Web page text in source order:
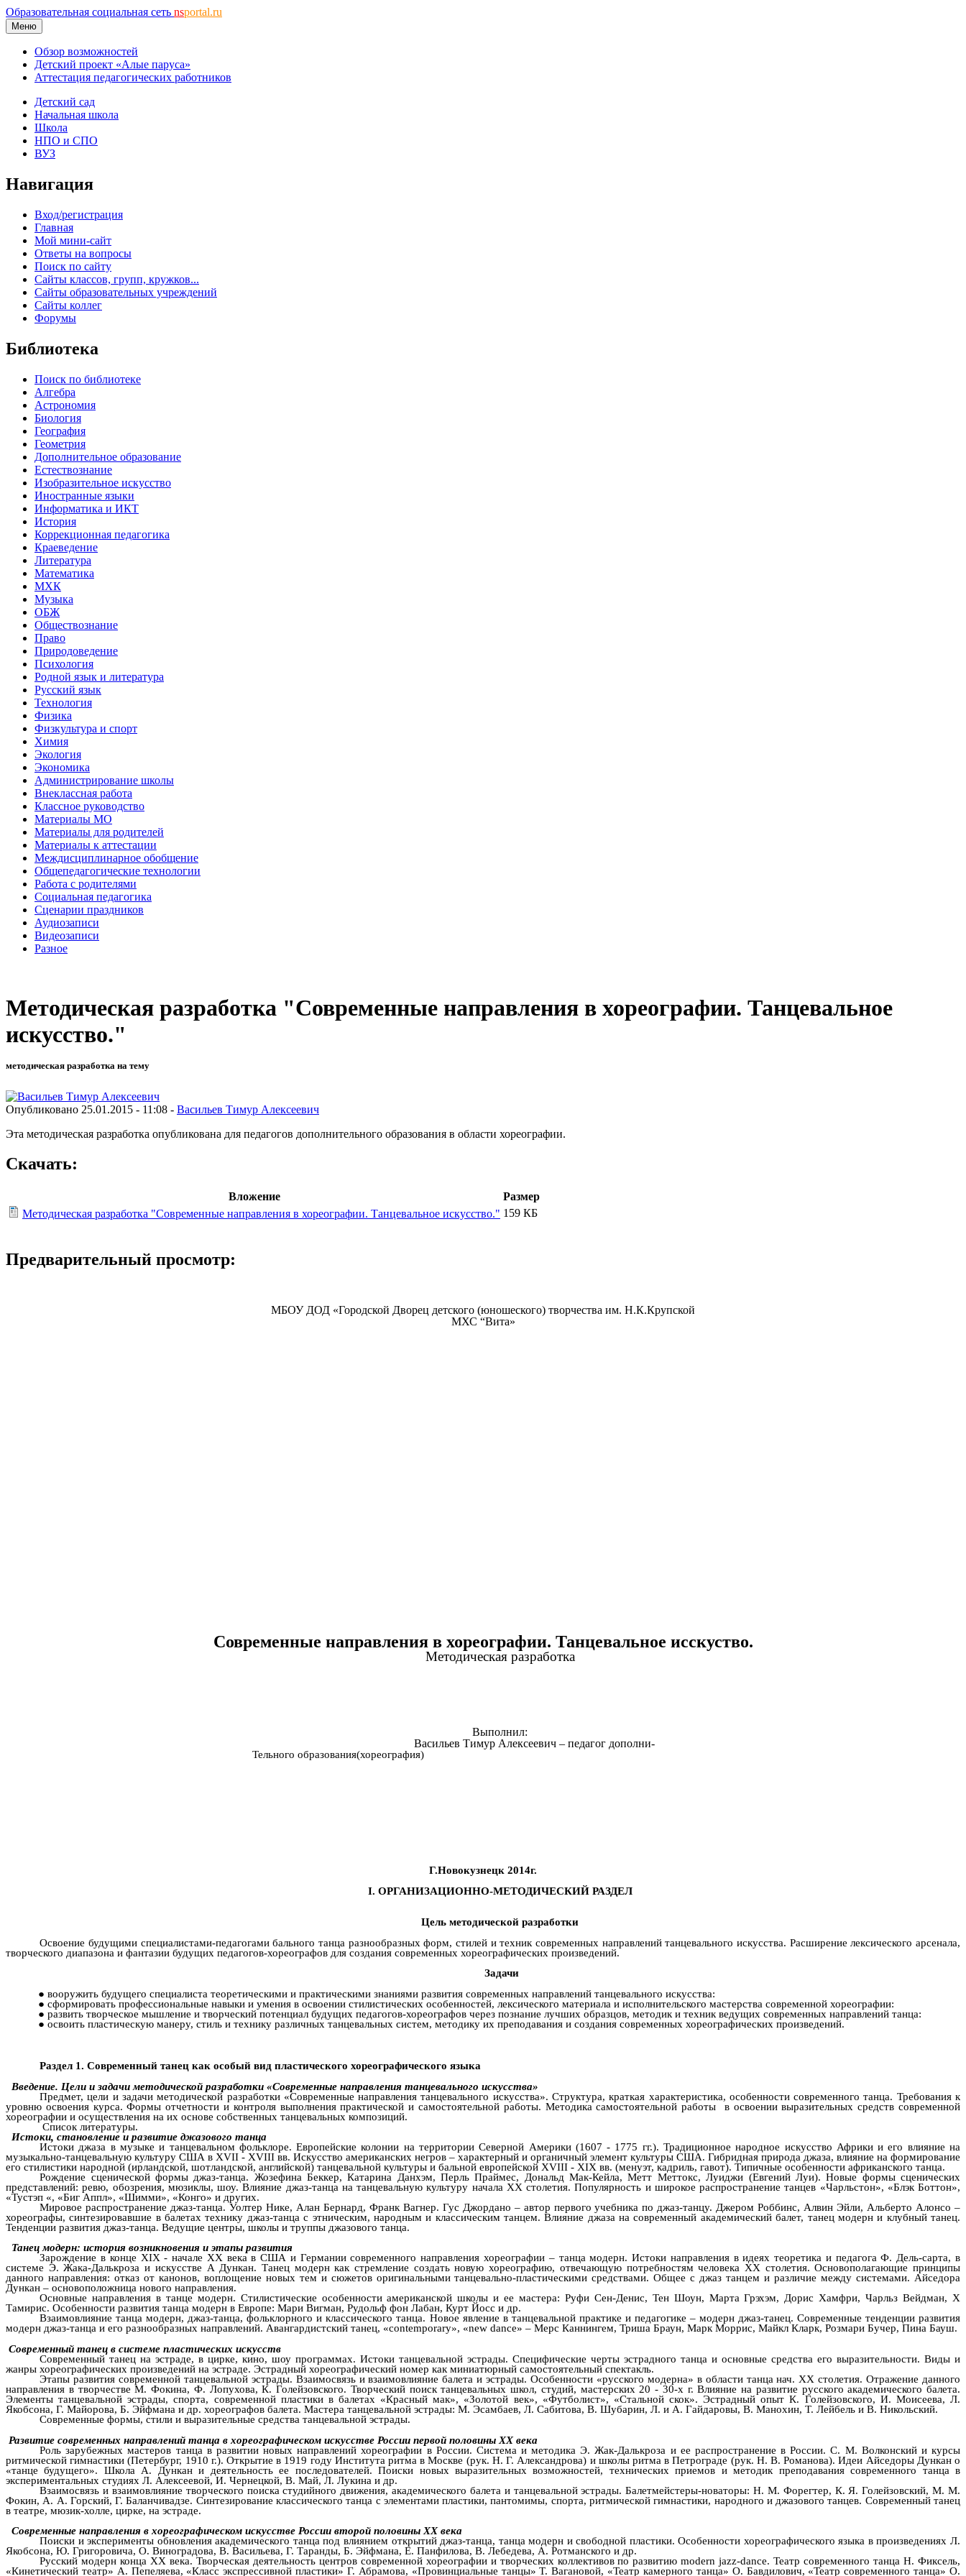
Образовательная социальная сеть nsportal.ru
Меню
Обзор возможностей
Детский проект «Алые паруса»
Аттестация педагогических работников
Детский сад
Начальная школа
Школа
НПО и СПО
ВУЗ
Навигация
Вход/регистрация
Главная
Мой мини-сайт
Ответы на вопросы
Поиск по сайту
Сайты классов, групп, кружков...
Сайты образовательных учреждений
Сайты коллег
Форумы
Библиотека
Поиск по библиотеке
Алгебра
Астрономия
Биология
География
Геометрия
Дополнительное образование
Естествознание
Изобразительное искусство
Иностранные языки
Информатика и ИКТ
История
Коррекционная педагогика
Краеведение
Литература
Математика
МХК
Музыка
ОБЖ
Обществознание
Право
Природоведение
Психология
Родной язык и литература
Русский язык
Технология
Физика
Физкультура и спорт
Химия
Экология
Экономика
Администрирование школы
Внеклассная работа
Классное руководство
Материалы МО
Материалы для родителей
Материалы к аттестации
Междисциплинарное обобщение
Общепедагогические технологии
Работа с родителями
Социальная педагогика
Сценарии праздников
Аудиозаписи
Видеозаписи
Разное
Методическая разработка "Современные направления в хореографии. Танцевальное
искусство."
методическая разработка на тему
Опубликовано 25.01.2015 - 11:08 - Васильев Тимур Алексеевич
Эта методическая разработка опубликована для педагогов дополнительного образования в области хореографии.
Скачать:
Вложение
Размер
Методическая разработка "Современные направления в хореографии. Танцевальное искусство." 159 КБ
Предварительный просмотр:
МБОУ ДОД «Городской Дворец детского (юношеского) творчества им. Н.К.Крупской
МХС “Вита»
Современные направления в хореографии. Танцевальное исскуство.
Методическая разработка
Выполнил:
Васильев Тимур Алексеевич – педагог дополни-
Тельного образования(хореография)
Г.Новокузнецк 2014г.
I. ОРГАНИЗАЦИОННО-МЕТОДИЧЕСКИЙ РАЗДЕЛ
Цель методической разработки
Освоение будущими специалистами-педагогами бального танца разнообразных форм, стилей и техник современных направлений танцевального искусства. Расширение лексического арсенала,
творческого диапазона и фантазии будущих педагогов-хореографов для создания современных хореографических произведений.
Задачи
вооружить будущего специалиста теоретическими и практическими знаниями развития современных направлений танцевального искусства:
сформировать профессиональные навыки и умения в освоении стилистических особенностей, лексического материала и исполнительского мастерства современной хореографии:
развить творческое мышление и творческий потенциал будущих педагогов-хореографов через познание лучших образцов, методик и техник ведущих современных направлений танца:
освоить пластическую манеру, стиль и технику различных танцевальных систем, методику их преподавания и создания современных хореографических произведений.
Раздел 1. Современный танец как особый вид пластического хореографического языка
Введение. Цели и задачи методической разработки «Современные направления танцевального искусства»
Предмет, цели и задачи методической разработки «Современные направления танцевального искусства». Структура, краткая характеристика, особенности современного танца. Требования к
уровню освоения курса. Формы отчетности и контроля выполнения практической и самостоятельной работы. Методика самостоятельной работы в освоении выразительных средств современной
хореографии и осуществления на их основе собственных танцевальных композиций.
Список литературы.
Истоки, становление и развитие джазового танца
Истоки джаза в музыке и танцевальном фольклоре. Европейские колонии на территории Северной Америки (1607 - 1775 гг.). Традиционное народное искусство Африки и его влияние на
музыкально-танцевальную культуру США в XVII - XVIII вв. Искусство американских негров – характерный и органичный элемент культуры США. Гибридная природа джаза, влияние на формирование
его стилистики народной (ирландской, шотландской, английской) танцевальной культуры и бальной европейской XVIII - ХIХ вв. (менуэт, кадриль, гавот). Типичные особенности африканского танца.
Рождение сценической формы джаз-танца. Жозефина Беккер, Катарина Данхэм, Перль Праймес, Дональд Мак-Кейла, Метт Меттокс, Луиджи (Евгений Луи). Новые формы сценических
представлений: ревю, обозрения, мюзиклы, шоу. Влияние джаз-танца на танцевальную культуру начала XX столетия. Популярность и широкое распространение танцев «Чарльстон», «Блэк Боттон»,
«Тустэп «, «Биг Аппл», «Шимми», «Конго» и других.
Мировое распространение джаз-танца. Уолтер Нике, Алан Бернард, Франк Вагнер. Гус Джордано – автор первого учебника по джаз-танцу. Джером Роббинс, Алвин Эйли, Альберто Алонсо –
хореографы, синтезировавшие в балетах технику джаз-танца с этническим, народным и классическим танцем. Влияние джаза на современный академический балет, танец модерн и клубный танец.
Тенденции развития джаз-танца. Ведущие центры, школы и труппы джазового танца.
Танец модерн: история возникновения и этапы развития
Зарождение в конце XIX - начале XX века в США и Германии современного направления хореографии – танца модерн. Истоки направления в идеях теоретика и педагога Ф. Дель-сарта, в
системе Э. Жака-Далькроза и искусстве А Дункан. Танец модерн как стремление создать новую хореографию, отвечающую потребностям человека XX столетия. Основополагающие принципы
данного направления: отказ от канонов, воплощение новых тем и сюжетов оригинальными танцевально-пластическими средствами. Общее с джаз танцем и различие между системами. Айседора
Дункан – основоположница нового направления.
Основные направления в танце модерн. Стилистические особенности американской школы и ее мастера: Руфи Сен-Денис, Тен Шоун, Марта Грэхэм, Дорис Хамфри, Чарльз Вейдман, X
Тамирис. Особенности развития танца модерн в Европе: Мари Вигман, Рудольф фон Лабан, Курт Йосс и др.
Взаимовлияние танца модерн, джаз-танца, фольклорного и классического танца. Новое явление в танцевальной практике и педагогике – модерн джаз-танец. Современные тенденции развития
модерн джаз-танца и его разнообразных направлений. Авангардистский танец, «contemporary», «new dance» – Мерс Каннингем, Триша Браун, Марк Моррис, Майкл Кларк, Розмари Бучер, Пина Бауш.
Современный танец в системе пластических искусств
Современный танец на эстраде, в цирке, кино, шоу программах. Истоки танцевальной эстрады. Специфические черты эстрадного танца и основные средства его выразительности. Виды и
жанры хореографических произведений на эстраде. Эстрадный хореографический номер как миниатюрный самостоятельный спектакль.
Этапы развития современной танцевальной эстрады. Взаимосвязь и взаимовлияние балета и эстрады. Особенности «русского модерна» в области танца нач. XX столетия. Отражение данного
направления в творчестве М. Фокина, Ф. Лопухова, К. Голейзовского. Творческий поиск танцевальных школ, студий, мастерских 20 - 30-х г. Влияние на развитие русского академического балета.
Элементы танцевальной эстрады, спорта, современной пластики в балетах «Красный мак», «Золотой век», «Футболист», «Стальной скок». Эстрадный опыт К. Голейзовского, И. Моисеева, Л.
Якобсона, Г. Майорова, Б. Эйфмана и др. хореографов балета. Мастера танцевальной эстрады: М. Эсамбаев, Л. Сабитова, В. Шубарин, Л. и А. Гайдаровы, В. Манохин, Т. Лейбель и В. Никольский.
Современные формы, стили и выразительные средства танцевальной эстрады.
Развитие современных направлений танца в хореографическом искусстве России первой половины XX века
Роль зарубежных мастеров танца в развитии новых направлений хореографии в России. Система и методика Э. Жак-Далькроза и ее распространение в России. С. М. Волконский и курсы
ритмической гимнастики (Петербург, 1910 г.). Открытие в 1919 году Института ритма в Москве (рук. Н. Г. Александрова) и школы ритма в Петрограде (рук. Н. В. Романова). Идеи Айседоры Дункан о
«танце будущего». Школа А. Дункан и деятельность ее последователей. Поиски новых выразительных возможностей, технических приемов и методик преподавания современного танца в
экспериментальных студиях Л. Алексеевой, И. Чернецкой, В. Май, Л. Лукина и др.
Взаимосвязь и взаимовлияние творческого поиска студийного движения, академического балета и танцевальной эстрады. Балетмейстеры-новаторы: Н. М. Форегтер, К. Я. Голейзовский, М. М.
Фокин, А. А. Горский, Г. Баланчивадзе. Синтезирование классического танца с элементами пластики, пантомимы, спорта, ритмической гимнастики, народного и джазового танцев. Современный танец
в театре, мюзик-холле, цирке, на эстраде.
Современные направления в хореографическом искусстве России второй половины XX века
Поиски и эксперименты обновления академического танца под влиянием открытий джаз-танца, танца модерн и свободной пластики. Особенности хореографического языка в произведениях Л.
Якобсона, Ю. Григоровича, О. Виноградова, В. Васильева, Г. Таранды, Б. Эйфмана, Е. Панфилова, В. Лебедева, А. Ротманского и др.
Русский модерн конца XX века. Творческая деятельность центров современной хореографии и творческих коллективов по развитию modern jazz-dance. Театр современного танца Н. Фиксель,
«Кинетический театр» А. Пепеляева, «Класс экспрессивной пластики» Г. Абрамова, «Провинциальные танцы» Т. Вагановой, «Театр камерного танца» О. Бавдилович, «Театр современного танца» О.